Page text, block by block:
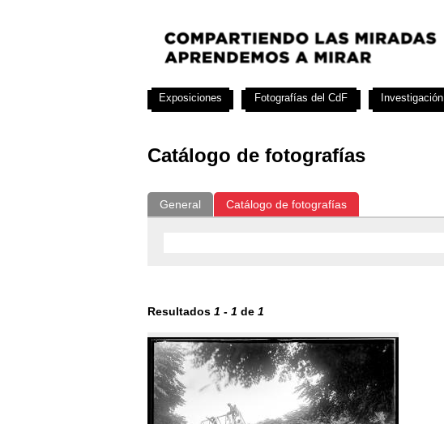
Catálogo de fotografías
General Catálogo de fotografías
Resultados 1 - 1 de 1
Exposiciones Fotografías del CdF Investigación